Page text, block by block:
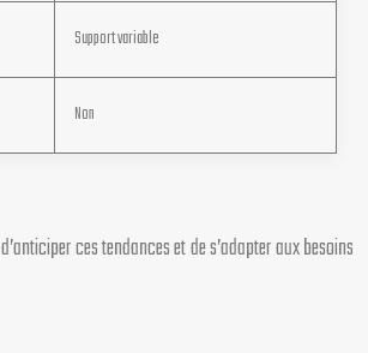
Support variable
Non
ces tendances et de s’adapter aux besoins